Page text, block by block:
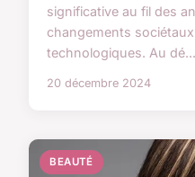
significative au fil des
changements
technologiques. Au dé...
20 décembre 2024
BEAUTÉ